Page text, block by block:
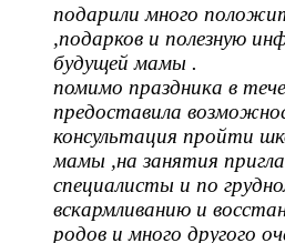
подарили много
,подарков и полезную
будущей мамы .
помимо праздника в
предоставила
консультация пройти
мамы ,на занятия
специалисты и по
вскармливанию и
родов и много другого